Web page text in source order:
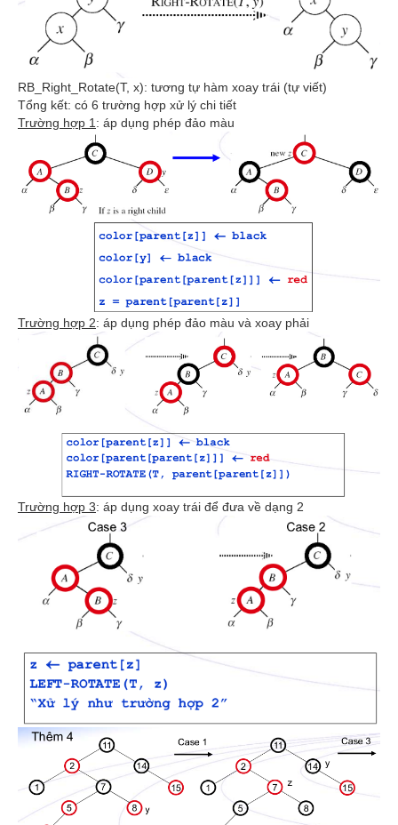
RB_Right_Rotate(T, x): tương tự hàm xoay trái (tự viết)
Tổng kết: có 6 trường hợp xử lý chi tiết
Trường hợp 1: áp dụng phép đảo màu
Trường hợp 2: áp dụng phép đảo màu và xoay phải
Trường hợp 3: áp dụng xoay trái để đưa về dạng 2